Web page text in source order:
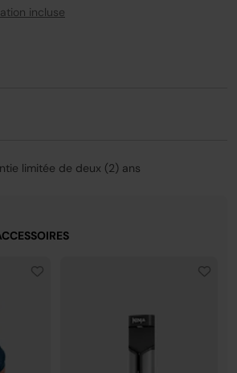
incluse
limitée de deux (2) ans